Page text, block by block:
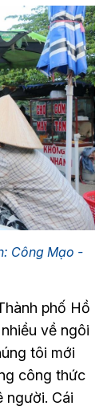
Công Mạo -
phố Hồ
về ngôi
tôi mới
công thức
người. Cái